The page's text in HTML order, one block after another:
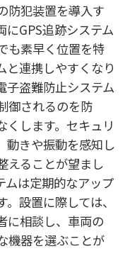
防犯装置を導入す
にGPS追跡システム
も素早く位置を特
と連携しやすくなり
子盗難防止システム
御されるのを防
くします。セキュリ
動きや振動を感知し
えることが望まし
ムは定期的なアップ
設置に際しては、
に相談し、車両の
機器を選ぶことが